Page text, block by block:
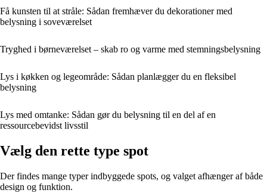
Få kunsten til at stråle: Sådan fremhæver du dekorationer med
belysning i soveværelset
Tryghed i børneværelset – skab ro og varme med stemningsbelysning
Lys i køkken og legeområde: Sådan planlægger du en fleksibel
belysning
Lys med omtanke: Sådan gør du belysning til en del af en
ressourcebevidst livsstil
Vælg den rette type spot
Der findes mange typer indbyggede spots, og valget afhænger af både
design og funktion.